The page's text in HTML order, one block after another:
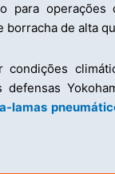
para
borracha de alta
condições
defensas
lamas